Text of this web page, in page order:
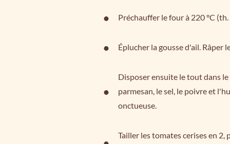
Préchauffer le four à 220 °C (th.
Éplucher la gousse d'ail. Râper
Disposer ensuite le tout dans
parmesan, le sel, le poivre et
onctueuse.
Tailler les tomates cerises en 2,